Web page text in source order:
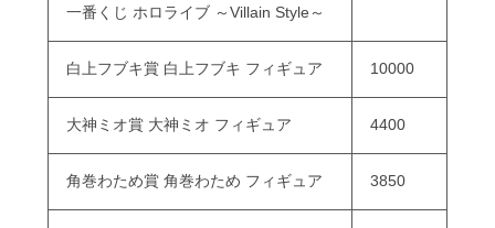
一番くじ ホロライブ ～Villain Style～
白上フブキ賞 白上フブキ フィギュア 10000
大神ミオ賞 大神ミオ フィギュア 4400
角巻わため賞 角巻わため フィギュア 3850